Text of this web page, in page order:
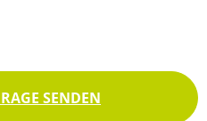
SENDEN